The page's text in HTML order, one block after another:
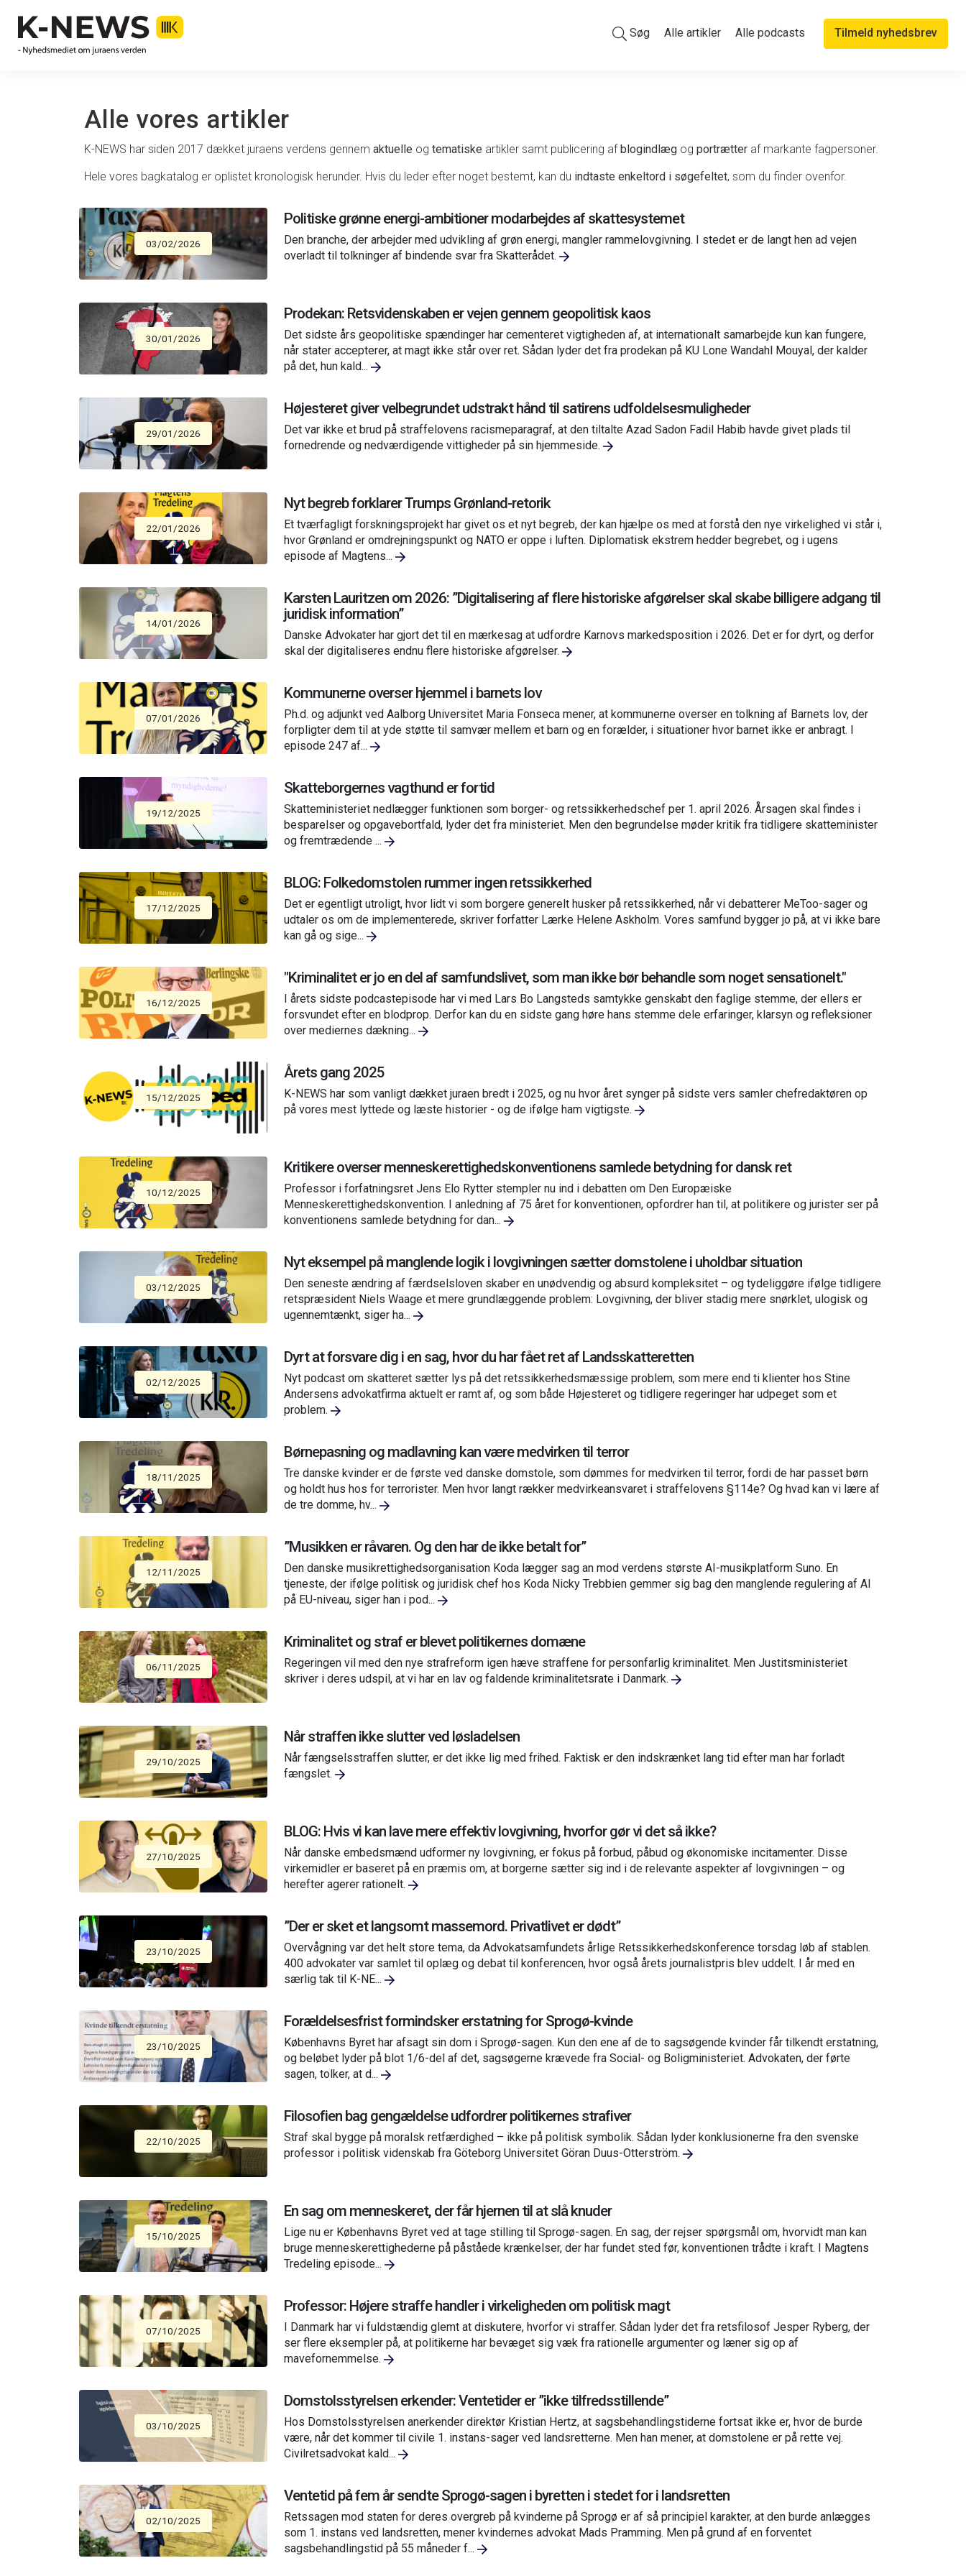
Tilmeld nyhedsbrev
Søg Alle artikler Alle podcasts
Alle vores artikler
K-NEWS har siden 2017 dækket juraens verdens gennem aktuelle og tematiske artikler samt publicering afblogindlæg og portrætter af markante fagpersoner.
Hele vores bagkatalog er oplistet kronologisk herunder. Hvis du leder efter noget bestemt, kan du indtaste enkeltord i søgefeltet, som du finder ovenfor.
03/02/2026
Politiske grønne energi-ambitioner modarbejdes af skattesystemet
Den branche, der arbejder med udvikling af grøn energi, mangler rammelovgivning. I stedet er de langt hen ad vejen
overladt til tolkninger af bindende svar fra Skatterådet.
30/01/2026
Prodekan: Retsvidenskaben er vejen gennem geopolitisk kaos
Det sidste års geopolitiske spændinger har cementeret vigtigheden af, at internationalt samarbejde kun kan fungere,
når stater accepterer, at magt ikke står over ret. Sådan lyder det fra prodekan på KU Lone Wandahl Mouyal, der kalder
på det, hun kald...
29/01/2026
Højesteret giver velbegrundet udstrakt hånd til satirens udfoldelsesmuligheder
Det var ikke et brud på straffelovens racismeparagraf, at den tiltalte Azad Sadon Fadil Habib havde givet plads til
fornedrende og nedværdigende vittigheder på sin hjemmeside.
22/01/2026
Nyt begreb forklarer Trumps Grønland-retorik
Et tværfagligt forskningsprojekt har givet os et nyt begreb, der kan hjælpe os med at forstå den nye virkelighed vi står i,
hvor Grønland er omdrejningspunkt og NATO er oppe i luften. Diplomatisk ekstrem hedder begrebet, og i ugens
episode af Magtens...
14/01/2026
Karsten Lauritzen om 2026: ”Digitalisering af flere historiske afgørelser skal skabe billigere adgang til
juridisk information”
Danske Advokater har gjort det til en mærkesag at udfordre Karnovs markedsposition i 2026. Det er for dyrt, og derfor
skal der digitaliseres endnu flere historiske afgørelser.
07/01/2026
Kommunerne overser hjemmel i barnets lov
Ph.d. og adjunkt ved Aalborg Universitet Maria Fonseca mener, at kommunerne overser en tolkning af Barnets lov, der
forpligter dem til at yde støtte til samvær mellem et barn og en forælder, i situationer hvor barnet ikke er anbragt. I
episode 247 af...
19/12/2025
Skatteborgernes vagthund er fortid
Skatteministeriet nedlægger funktionen som borger- og retssikkerhedschef per 1. april 2026. Årsagen skal findes i
besparelser og opgavebortfald, lyder det fra ministeriet. Men den begrundelse møder kritik fra tidligere skatteminister
og fremtrædende ...
17/12/2025
BLOG: Folkedomstolen rummer ingen retssikkerhed
Det er egentligt utroligt, hvor lidt vi som borgere generelt husker på retssikkerhed, når vi debatterer MeToo-sager og
udtaler os om de implementerede, skriver forfatter Lærke Helene Askholm. Vores samfund bygger jo på, at vi ikke bare
kan gå og sige...
16/12/2025
"Kriminalitet er jo en del af samfundslivet, som man ikke bør behandle som noget sensationelt."
I årets sidste podcastepisode har vi med Lars Bo Langsteds samtykke genskabt den faglige stemme, der ellers er
forsvundet efter en blodprop. Derfor kan du en sidste gang høre hans stemme dele erfaringer, klarsyn og refleksioner
over mediernes dækning...
15/12/2025
Årets gang 2025
K-NEWS har som vanligt dækket juraen bredt i 2025, og nu hvor året synger på sidste vers samler chefredaktøren op
på vores mest lyttede og læste historier - og de ifølge ham vigtigste.
10/12/2025
Kritikere overser menneskerettighedskonventionens samlede betydning for dansk ret
Professor i forfatningsret Jens Elo Rytter stempler nu ind i debatten om Den Europæiske
Menneskerettighedskonvention. I anledning af 75 året for konventionen, opfordrer han til, at politikere og jurister ser på
konventionens samlede betydning for dan...
03/12/2025
Nyt eksempel på manglende logik i lovgivningen sætter domstolene i uholdbar situation
Den seneste ændring af færdselsloven skaber en unødvendig og absurd kompleksitet – og tydeliggøre ifølge tidligere
retspræsident Niels Waage et mere grundlæggende problem: Lovgivning, der bliver stadig mere snørklet, ulogisk og
ugennemtænkt, siger ha...
02/12/2025
Dyrt at forsvare dig i en sag, hvor du har fået ret af Landsskatteretten
Nyt podcast om skatteret sætter lys på det retssikkerhedsmæssige problem, som mere end ti klienter hos Stine
Andersens advokatfirma aktuelt er ramt af, og som både Højesteret og tidligere regeringer har udpeget som et
problem.
18/11/2025
Børnepasning og madlavning kan være medvirken til terror
Tre danske kvinder er de første ved danske domstole, som dømmes for medvirken til terror, fordi de har passet børn
og holdt hus hos for terrorister. Men hvor langt rækker medvirkeansvaret i straffelovens §114e? Og hvad kan vi lære af
de tre domme, hv...
12/11/2025
”Musikken er råvaren. Og den har de ikke betalt for”
Den danske musikrettighedsorganisation Koda lægger sag an mod verdens største AI-musikplatform Suno. En
tjeneste, der ifølge politisk og juridisk chef hos Koda Nicky Trebbien gemmer sig bag den manglende regulering af AI
på EU-niveau, siger han i pod...
06/11/2025
Kriminalitet og straf er blevet politikernes domæne
Regeringen vil med den nye strafreform igen hæve straffene for personfarlig kriminalitet. Men Justitsministeriet
skriver i deres udspil, at vi har en lav og faldende kriminalitetsrate i Danmark.
29/10/2025
Når straffen ikke slutter ved løsladelsen
Når fængselsstraffen slutter, er det ikke lig med frihed. Faktisk er den indskrænket lang tid efter man har forladt
fængslet.
27/10/2025
BLOG: Hvis vi kan lave mere effektiv lovgivning, hvorfor gør vi det så ikke?
Når danske embedsmænd udformer ny lovgivning, er fokus på forbud, påbud og økonomiske incitamenter. Disse
virkemidler er baseret på en præmis om, at borgerne sætter sig ind i de relevante aspekter af lovgivningen – og
herefter agerer rationelt.
23/10/2025
”Der er sket et langsomt massemord. Privatlivet er dødt”
Overvågning var det helt store tema, da Advokatsamfundets årlige Retssikkerhedskonference torsdag løb af stablen.
400 advokater var samlet til oplæg og debat til konferencen, hvor også årets journalistpris blev uddelt. I år med en
særlig tak til K-NE...
23/10/2025
Forældelsesfrist formindsker erstatning for Sprogø-kvinde
Københavns Byret har afsagt sin dom i Sprogø-sagen. Kun den ene af de to sagsøgende kvinder får tilkendt erstatning,
og beløbet lyder på blot 1/6-del af det, sagsøgerne krævede fra Social- og Boligministeriet. Advokaten, der førte
sagen, tolker, at d...
22/10/2025
Filosofien bag gengældelse udfordrer politikernes strafiver
Straf skal bygge på moralsk retfærdighed – ikke på politisk symbolik. Sådan lyder konklusionerne fra den svenske
professor i politisk videnskab fra Göteborg Universitet Göran Duus-Otterström.
15/10/2025
En sag om menneskeret, der får hjernen til at slå knuder
Lige nu er Københavns Byret ved at tage stilling til Sprogø-sagen. En sag, der rejser spørgsmål om, hvorvidt man kan
bruge menneskerettighederne på påståede krænkelser, der har fundet sted før, konventionen trådte i kraft. I Magtens
Tredeling episode...
07/10/2025
Professor: Højere straffe handler i virkeligheden om politisk magt
I Danmark har vi fuldstændig glemt at diskutere, hvorfor vi straffer. Sådan lyder det fra retsfilosof Jesper Ryberg, der
ser flere eksempler på, at politikerne har bevæget sig væk fra rationelle argumenter og læner sig op af
mavefornemmelse.
03/10/2025
Domstolsstyrelsen erkender: Ventetider er ”ikke tilfredsstillende”
Hos Domstolsstyrelsen anerkender direktør Kristian Hertz, at sagsbehandlingstiderne fortsat ikke er, hvor de burde
være, når det kommer til civile 1. instans-sager ved landsretterne. Men han mener, at domstolene er på rette vej.
Civilretsadvokat kald...
02/10/2025
Ventetid på fem år sendte Sprogø-sagen i byretten i stedet for i landsretten
Retssagen mod staten for deres overgreb på kvinderne på Sprogø er af så principiel karakter, at den burde anlægges
som 1. instans ved landsretten, mener kvindernes advokat Mads Pramming. Men på grund af en forventet
sagsbehandlingstid på 55 måneder f...